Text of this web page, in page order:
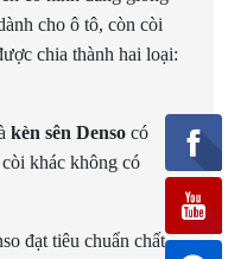
cho ô tô, còn còi
chia thành hai loại:
kèn sên Denso có
khác không có
đạt tiêu chuẩn chất